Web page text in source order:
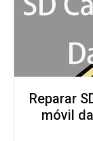
Reparar
móvil